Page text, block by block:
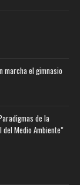
marcha el gimnasio
de la
Medio Ambiente”